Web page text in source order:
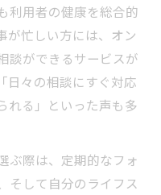
利用者の健康を総合的
が忙しい方には、オン
談ができるサービスが
日々の相談にすぐ対応
れる」といった声も多
ぶ際は、定期的なフォ
そして自分のライフス